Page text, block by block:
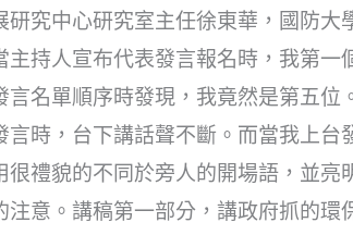
究中心研究室主任徐東華，國防大
持人宣布代表發言報名時，我第一
名單順序時發現，我竟然是第五位
時，台下講話聲不斷。而當我上台
禮貌的不同於旁人的開場語，並亮
意。講稿第一部分，講政府抓的環